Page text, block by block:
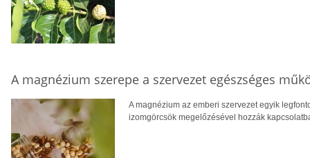
A magnézium szerepe a szervezet egészséges
A magnézium az emberi szervezet egyik
izomgörcsök megelőzésével hozzák